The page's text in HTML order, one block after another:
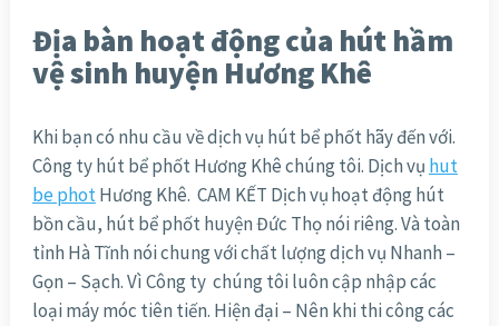
Địa bàn hoạt động của hút hầm
vệ sinh huyện Hương Khê
Khi bạn có nhu cầu về dịch vụ hút bể phốt hãy đến với.
Công ty hút bể phốt Hương Khê chúng tôi. Dịch vụ hut
be photHương Khê. CAM KẾT Dịch vụ hoạt động hút
bồn cầu, hút bể phốt huyện Đức Thọ nói riêng. Và toàn
tỉnh Hà Tĩnh nói chung với chất lượng dịch vụ Nhanh –
Gọn – Sạch. Vì Công ty chúng tôi luôn cập nhập các
loại máy móc tiên tiến. Hiện đại – Nên khi thi công các